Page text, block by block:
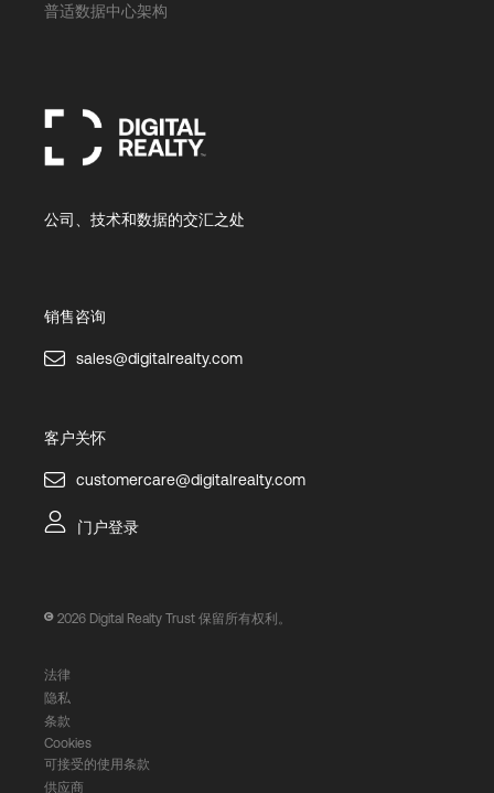
普适数据中心架构
公司、技术和数据的交汇之处
销售咨询
sales@digitalrealty.com
客户关怀
customercare@digitalrealty.com
门户登录
2026 Digital Realty Trust 保留所有权利。
法律
隐私
条款
Cookies
可接受的使用条款
供应商